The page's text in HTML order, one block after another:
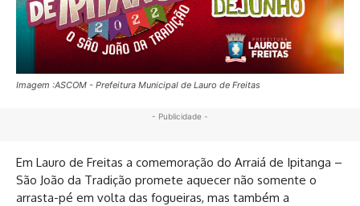
Imagem :ASCOM - Prefeitura Municipal de Lauro de Freitas
- Publicidade -
Em Lauro de Freitas a comemoração do Arraiá de Ipitanga –
São João da Tradição promete aquecer não somente o
arrasta-pé em volta das fogueiras, mas também a